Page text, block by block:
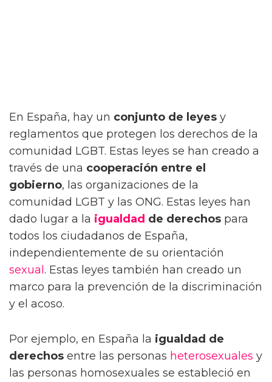
En España, hay un conjunto de leyes y
reglamentos que protegen los derechos de la
comunidad LGBT. Estas leyes se han creado a
través de una cooperación entre el
gobierno, las organizaciones de la
comunidad LGBT y las ONG. Estas leyes han
dado lugar a la igualdad de derechos para
todos los ciudadanos de España,
independientemente de su orientación
sexual . Estas leyes también han creado un
marco para la prevención de la discriminación
y el acoso.
Por ejemplo, en España la igualdad de
derechos entre las personas heterosexuales y
las personas homosexuales se estableció en